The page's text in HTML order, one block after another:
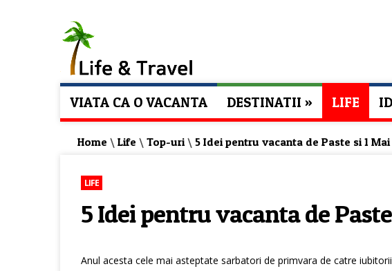
VIATA CA O VACANTA DESTINATII » LIFE
Home \ Life \ Top-uri \ 5 Idei pentru vacanta de Paste si 1 Mai
LIFE
5 Idei pentru vacanta de
Anul acesta cele mai asteptate sarbatori de primvara de catre